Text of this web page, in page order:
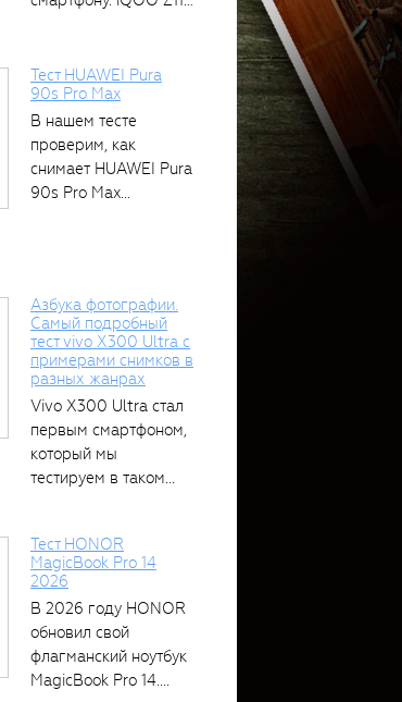
Тест HUAWEI Pura
90s Pro Max
В нашем тесте
проверим, как
снимает HUAWEI Pura
90s Pro Max...
Азбука фотографии.
Самый подробный
тест vivo X300 Ultra с
примерами снимков в
разных жанрах
Vivo X300 Ultra стал
первым смартфоном,
который мы
тестируем в таком...
Тест HONOR
MagicBook Pro 14
2026
В 2026 году HONOR
обновил свой
флагманский ноутбук
MagicBook Pro 14....